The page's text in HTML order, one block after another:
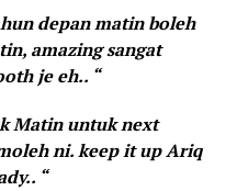
depan matin boleh
amazing sangat
je eh.. “
Matin untuk next
ni. keep it up Ariq
“